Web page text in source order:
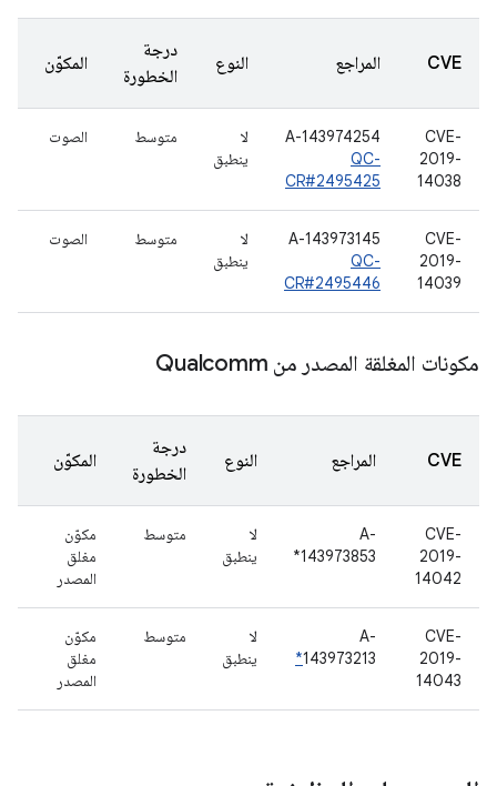
CVE المراجع النوع
درجة
الخطورة
المكوّن
CVE-
2019-
14038
A-143974254
QC-
CR#2495425
لا
ينطبق
متوسط الصوت
CVE-
2019-
14039
A-143973145
QC-
CR#2495446
لا
ينطبق
متوسط الصوت
مكونات المغلقة المصدر من Qualcomm
CVE المراجع النوع
درجة
الخطورة
المكوّن
CVE-
2019-
14042
A-
143973853*
لا
ينطبق
متوسط
مكوّن
مغلق
المصدر
CVE-
2019-
14043
A-
143973213
*
لا
ينطبق
متوسط
مكوّن
مغلق
المصدر